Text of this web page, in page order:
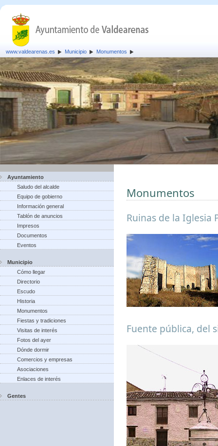
www.valdearenas.es Municipio Monumentos
Ayuntamiento
Saludo del alcalde
Equipo de gobierno
Información general
Tablón de anuncios
Impresos
Documentos
Eventos
Municipio
Cómo llegar
Directorio
Escudo
Historia
Monumentos
Fiestas y tradiciones
Visitas de interés
Fotos del ayer
Dónde dormir
Comercios y empresas
Asociaciones
Enlaces de interés
Gentes
Monumentos
Ruinas de la
Fuente pública, del